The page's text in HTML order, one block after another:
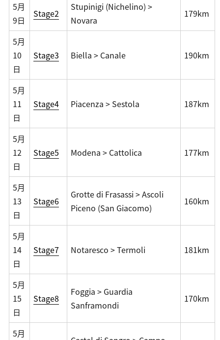
5月
9日
Stage2
Stupinigi (Nichelino) >
Novara
179km
5月
10
日
Stage3 Biella > Canale 190km
5月
11
日
Stage4 Piacenza > Sestola 187km
5月
12
日
Stage5 Modena > Cattolica 177km
5月
13
日
Stage6
Grotte di Frasassi > Ascoli
Piceno (San Giacomo)
160km
5月
14
日
Stage7 Notaresco > Termoli 181km
5月
15
日
Stage8
Foggia > Guardia
Sanframondi
170km
5月